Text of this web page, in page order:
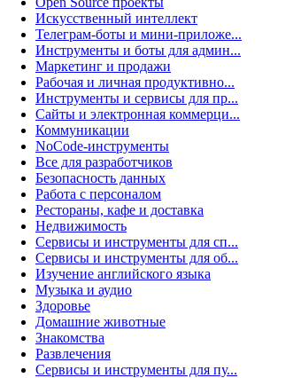
Искусственный интеллект
Телеграм-боты и мини-приложе...
Инструменты и боты для админ...
Маркетинг и продажи
Рабочая и личная продуктивно...
Инструменты и сервисы для пр...
Сайты и электронная коммерци...
Коммуникации
NoCode-инструменты
Все для разработчиков
Безопасность данных
Работа с персоналом
Рестораны, кафе и доставка
Недвижимость
Сервисы и инструменты для сп...
Сервисы и инструменты для об...
Изучение английского языка
Музыка и аудио
Здоровье
Домашние животные
Знакомства
Развлечения
Сервисы и инструменты для пу...